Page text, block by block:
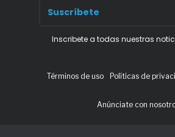
Inscribete a todas nuestras
Términos de uso Políticas de
Anúnciate con